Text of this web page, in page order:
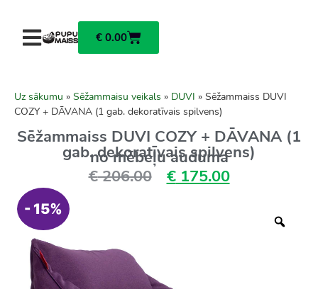
€ 0.00
Uz sākumu » Sēžammaisu veikals » DUVI » Sēžammaiss DUVI
COZY + DĀVANA (1 gab. dekoratīvais spilvens)
Sēžammaiss DUVI COZY + DĀVANA (1
gab. dekoratīvais spilvens)
no mēbeļu auduma
€206.00 €175.00
- 15%